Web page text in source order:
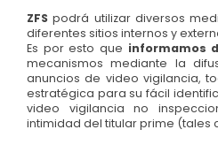
ZFS podrá utilizar diversos
diferentes sitios internos y
Es por esto que informamos
mecanismos mediante la
anuncios de video vigilancia,
estratégica para su fácil
video vigilancia no
intimidad del titular prime (tales